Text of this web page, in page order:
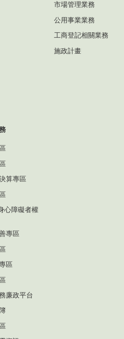
市場管理業務
公用事業業務
工商登記相關業務
施政計畫
算專區
心障礙者權
專區
區
廉政平台